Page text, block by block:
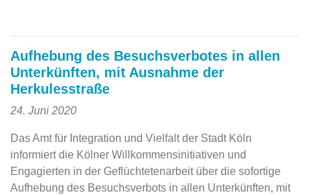
Aufhebung des Besuchsverbotes in allen
Unterkünften, mit Ausnahme der
Herkulesstraße
24. Juni 2020
Das Amt für Integration und Vielfalt der Stadt Köln
informiert die Kölner Willkommensinitiativen und
Engagierten in der Geflüchtetenarbeit über die sofortige
Aufhebung des Besuchsverbots in allen Unterkünften, mit